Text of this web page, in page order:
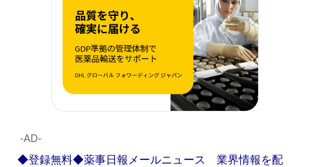
‐AD‐
◆登録無料◆薬事日報メールニュース 業界情報を配